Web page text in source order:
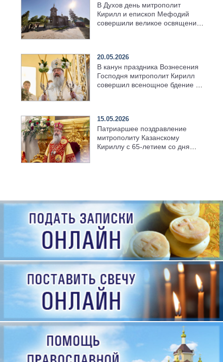
В Духов день митрополит
Кирилл и епископ Мефодий
совершили великое освящение
20.05.2026
В канун праздника Вознесения
Господня митрополит Кирилл
совершил всенощное бдение в
15.05.2026
Патриаршее поздравление
митрополиту Казанскому
Кириллу с 65-летием со дня